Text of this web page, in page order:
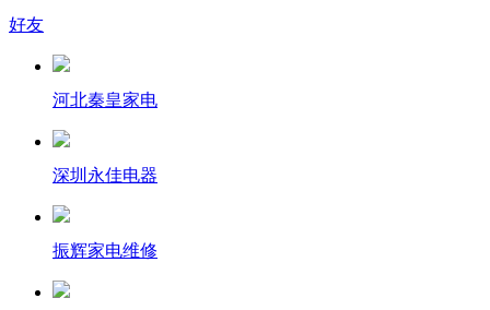
好友
河北秦皇家电
深圳永佳电器
振辉家电维修